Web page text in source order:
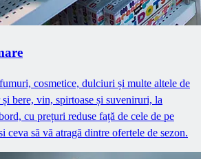
cosmetice, dulciuri și multe altele de
bere, vin, spirtoase și suveniruri, la
cu prețuri reduse față de cele de pe
ceva să vă atragă dintre ofertele de sezon.